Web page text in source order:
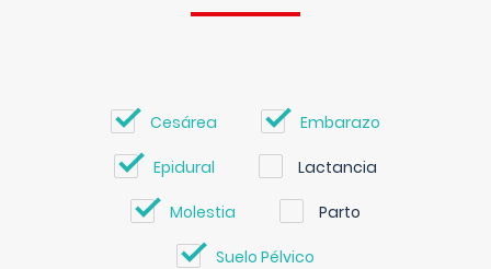
Cesárea Embarazo
Epidural Lactancia
Molestia Parto
Suelo Pélvico